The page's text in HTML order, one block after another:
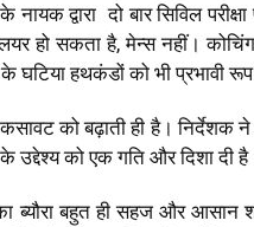
द्वारा दो बार सिविल
हो सकता है, मेन्स नहीं।
घटिया हथकंडों को भी प्रभावी
को बढ़ाती ही है। निर्देशक ने
को एक गति और दिशा दी
ब्यौरा बहुत ही सहज और आसान